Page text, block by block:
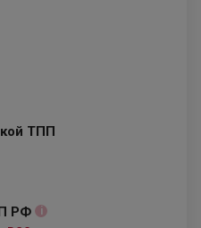
ТПП
РФ i